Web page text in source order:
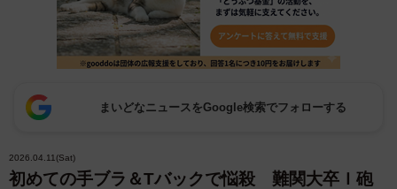
まいどなニュースをGoogle検索でフォローする
2026.04.11(Sat)
初めての手ブラ＆Tバックで悩殺 難関大卒Ｉ砲